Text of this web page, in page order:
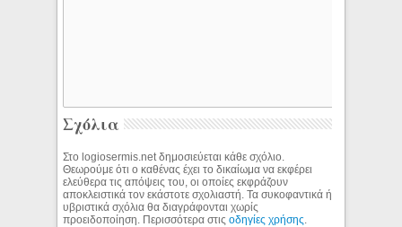
Σχόλια
Στο logiosermis.net δημοσιεύεται κάθε σχόλιο.
Θεωρούμε ότι ο καθένας έχει το δικαίωμα να εκφέρει
ελεύθερα τις απόψεις του, οι οποίες εκφράζουν
αποκλειστικά τον εκάστοτε σχολιαστή. Τα συκοφαντικά ή
υβριστικά σχόλια θα διαγράφονται χωρίς
προειδοποίηση. Περισσότερα στιςοδηγίες χρήσης.